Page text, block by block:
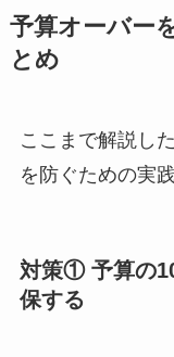
予算オーバー
とめ
ここまで解説し
を防ぐための実
対策① 予算の
保する